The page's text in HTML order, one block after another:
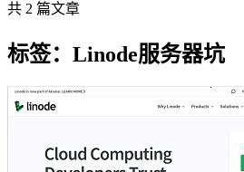
共 2 篇文章
标签：Linode服务器坑